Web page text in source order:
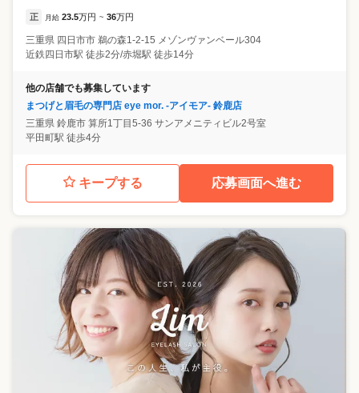
正 月給 23.5万円 ~ 36万円
三重県 四日市市 鵜の森1-2-15 メゾンヴァンベール304
近鉄四日市駅 徒歩2分/赤堀駅 徒歩14分
他の店舗でも募集しています
まつげと眉毛の専門店 eye mor. -アイモア- 鈴鹿店
三重県 鈴鹿市 算所1丁目5-36 サンアメニティビル2号室
平田町駅 徒歩4分
キープする 応募画面へ進む